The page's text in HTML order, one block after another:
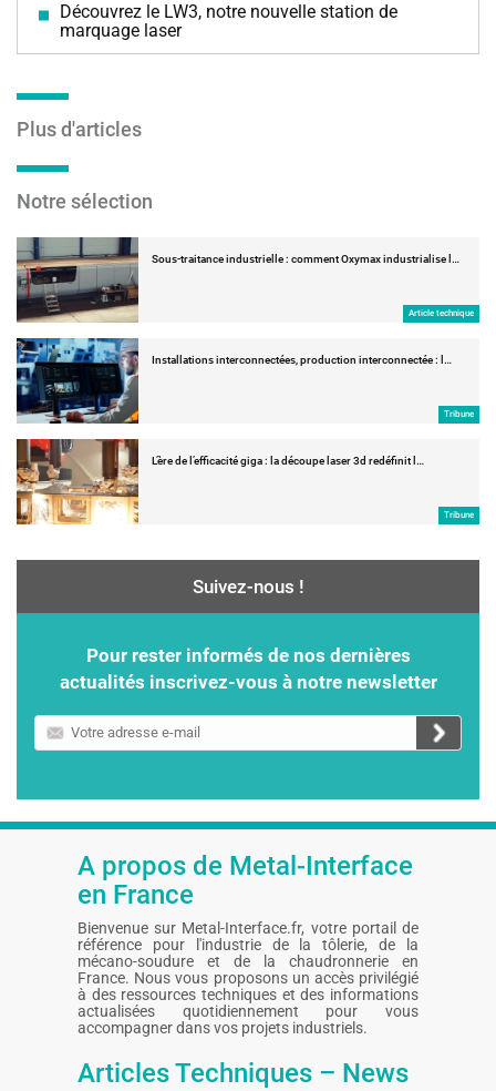
Découvrez le LW3, notre nouvelle station de
marquage laser
Plus d'articles
Notre sélection
Sous-traitance industrielle : comment Oxymax industrialise l…
Article technique
Installations interconnectées, production interconnectée : l…
Tribune
L’ère de l’efficacité giga : la découpe laser 3d redéfinit l…
Tribune
Suivez-nous !
Pour rester informés de nos dernières
actualités inscrivez-vous à notre newsletter
Votre
adresse
A propos de Metal-Interface
en France
Bienvenue sur Metal-Interface.fr, votre portail de
référence pour l'industrie de la tôlerie, de la
mécano-soudure et de la chaudronnerie en
France. Nous vous proposons un accès privilégié
à des ressources techniques et des informations
actualisées quotidiennement pour vous
accompagner dans vos projets industriels.
Articles Techniques – News